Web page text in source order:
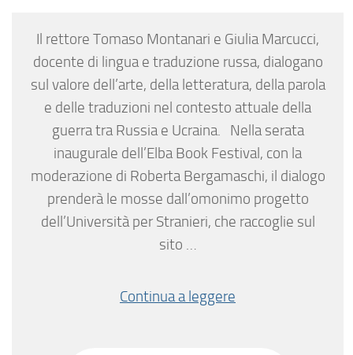
Il rettore Tomaso Montanari e Giulia Marcucci,
docente di lingua e traduzione russa, dialogano
sul valore dell’arte, della letteratura, della parola
e delle traduzioni nel contesto attuale della
guerra tra Russia e Ucraina. Nella serata
inaugurale dell’Elba Book Festival, con la
moderazione di Roberta Bergamaschi, il dialogo
prenderà le mosse dall’omonimo progetto
dell’Università per Stranieri, che raccoglie sul
sito …
Continua a leggere